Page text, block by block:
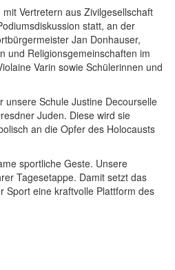
Vertretern aus Zivilgesellschaft
statt, an der
Jan Donhauser,
und Religionsgemeinschaften im
Varin sowie Schülerinnen und
Schule Justine Decourselle
Juden. Diese wird sie
an die Opfer des Holocausts
sportliche Geste. Unsere
Tagesetappe. Damit setzt das
Sport eine kraftvolle Plattform des